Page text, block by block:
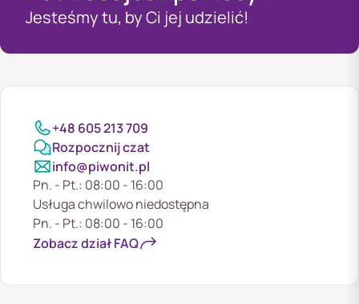
Jesteśmy tu, by Ci jej udzielić!
+48 605 213 709
Rozpocznij czat
info@piwonit.pl
Pn. - Pt.: 08:00 - 16:00
Usługa chwilowo niedostępna
Pn. - Pt.: 08:00 - 16:00
Zobacz dział FAQ